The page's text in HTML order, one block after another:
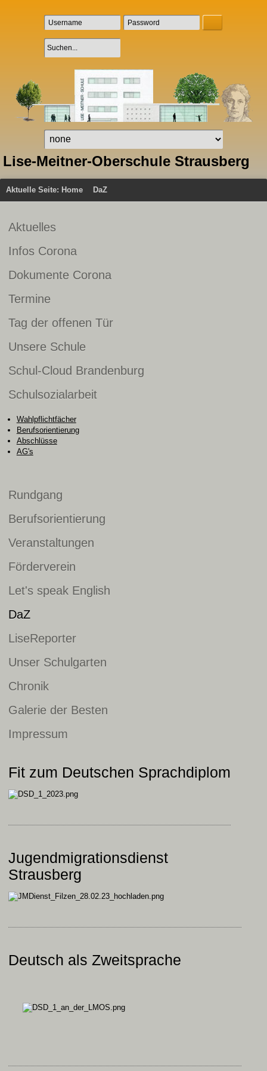
Lise-Meitner-Oberschule Strausberg
Aktuelle Seite: Home DaZ
Aktuelles
Infos Corona
Dokumente Corona
Termine
Tag der offenen Tür
Unsere Schule
Schul-Cloud Brandenburg
Schulsozialarbeit
Wahlpflichtfächer
Berufsorientierung
Abschlüsse
AG's
Rundgang
Berufsorientierung
Veranstaltungen
Förderverein
Let's speak English
DaZ
LiseReporter
Unser Schulgarten
Chronik
Galerie der Besten
Impressum
Fit zum Deutschen Sprachdiplom
Jugendmigrationsdienst
Strausberg
Deutsch als Zweitsprache